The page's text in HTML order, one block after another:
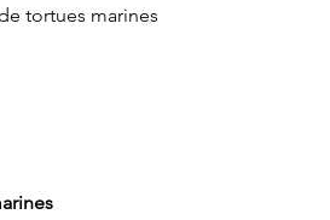
tortues marines